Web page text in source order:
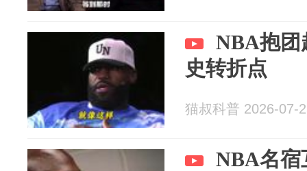
NBA抱团
史转折点
猫叔科普 2026-07-
NBA名宿